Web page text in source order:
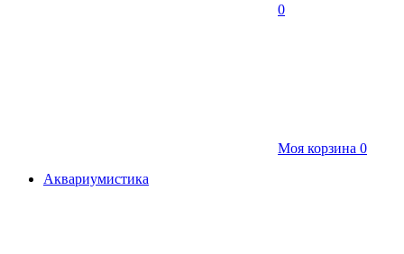
0
Моя корзина 0
Аквариумистика